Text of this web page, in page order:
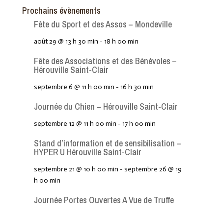
Prochains évènements
Fête du Sport et des Assos – Mondeville
août 29 @ 13 h 30 min - 18 h 00 min
Fête des Associations et des Bénévoles –
Hérouville Saint-Clair
septembre 6 @ 11 h 00 min - 16 h 30 min
Journée du Chien – Hérouville Saint-Clair
septembre 12 @ 11 h 00 min - 17 h 00 min
Stand d’information et de sensibilisation –
HYPER U Hérouville Saint-Clair
septembre 21 @ 10 h 00 min - septembre 26 @ 19
h 00 min
Journée Portes Ouvertes A Vue de Truffe